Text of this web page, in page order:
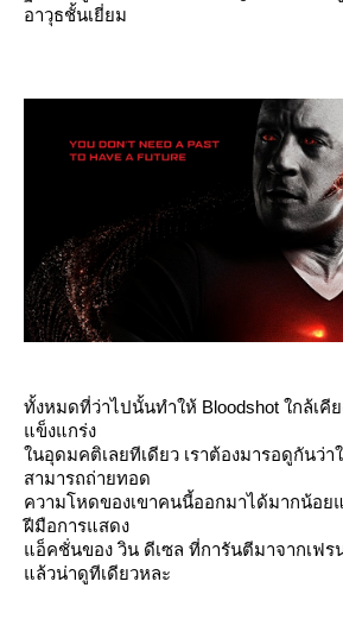
อาวุธชั้นเยี่ยม
ทั้งหมดที่ว่าไปนั้นทำให้ Bloodshot ใกล้เคี
ข็งแกร่ง
นอุดมคติเลยทีเดียว เราต้องมารอดูกันว่
สามารถถ่ายทอด
ความโหดของเขาคนนี้ออกมาได้มากน้อ
ฝีมือการแสดง
อ็คชั่นของ วิน ดีเซล ที่การันตีมาจากเฟรน
ล้วน่าดูทีเดียวหละ